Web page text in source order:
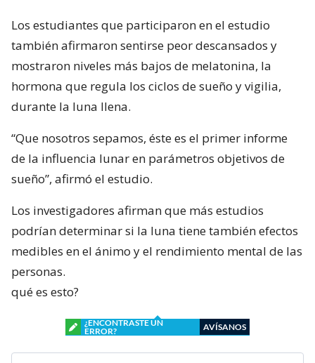
Los estudiantes que participaron en el estudio
también afirmaron sentirse peor descansados y
mostraron niveles más bajos de melatonina, la
hormona que regula los ciclos de sueño y vigilia,
durante la luna llena.
“Que nosotros sepamos, éste es el primer informe
de la influencia lunar en parámetros objetivos de
sueño”, afirmó el estudio.
Los investigadores afirman que más estudios
podrían determinar si la luna tiene también efectos
medibles en el ánimo y el rendimiento mental de las
personas.
qué es esto?
¿ENCONTRASTE UN
ERROR?
AVÍSANOS